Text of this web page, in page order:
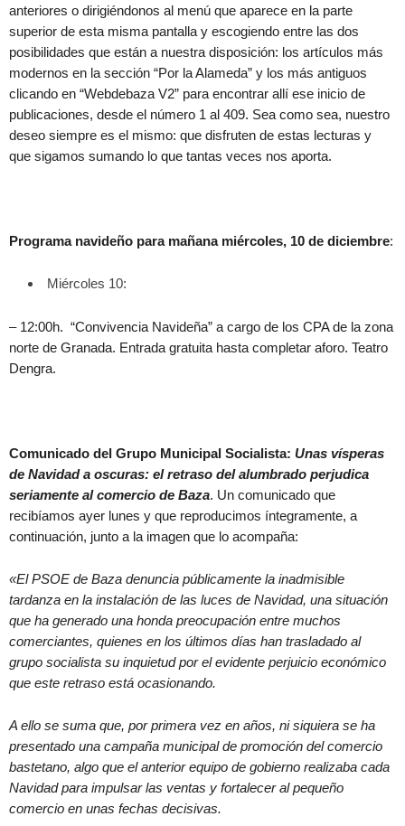
anteriores o dirigiéndonos al menú que aparece en la parte
superior de esta misma pantalla y escogiendo entre las dos
posibilidades que están a nuestra disposición: los artículos más
modernos en la sección “Por la Alameda” y los más antiguos
clicando en “Webdebaza V2” para encontrar allí ese inicio de
publicaciones, desde el número 1 al 409. Sea como sea, nuestro
deseo siempre es el mismo: que disfruten de estas lecturas y
que sigamos sumando lo que tantas veces nos aporta.
Programa navideño para mañana miércoles, 10 de diciembre:
Miércoles 10:
– 12:00h. “Convivencia Navideña” a cargo de los CPA de la zona
norte de Granada. Entrada gratuita hasta completar aforo. Teatro
Dengra.
Comunicado del Grupo Municipal Socialista: Unas vísperas
de Navidad a oscuras: el retraso del alumbrado perjudica
seriamente al comercio de Baza. Un comunicado que
recibíamos ayer lunes y que reproducimos íntegramente, a
continuación, junto a la imagen que lo acompaña:
«El PSOE de Baza denuncia públicamente la inadmisible
tardanza en la instalación de las luces de Navidad, una situación
que ha generado una honda preocupación entre muchos
comerciantes, quienes en los últimos días han trasladado al
grupo socialista su inquietud por el evidente perjuicio económico
que este retraso está ocasionando.
A ello se suma que, por primera vez en años, ni siquiera se ha
presentado una campaña municipal de promoción del comercio
bastetano, algo que el anterior equipo de gobierno realizaba cada
Navidad para impulsar las ventas y fortalecer al pequeño
comercio en unas fechas decisivas.